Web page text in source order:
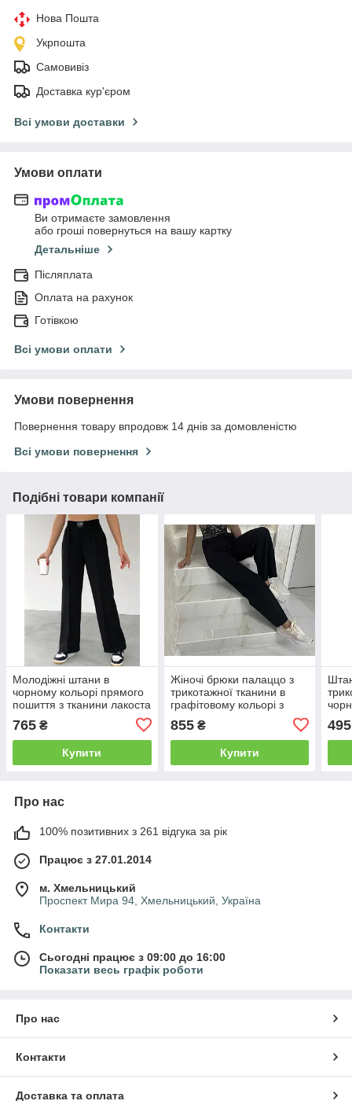
Нова Пошта
Укрпошта
Самовивіз
Доставка кур'єром
Всі умови доставки
Умови оплати
Ви отримаєте замовлення
або гроші повернуться на вашу картку
Детальніше
Післяплата
Оплата на рахунок
Готівкою
Всі умови оплати
Умови повернення
Повернення товару впродовж 14 днів за домовленістю
Всі умови повернення
Подібні товари компанії
Молодіжні штани в
чорному кольорі прямого
пошиття з тканини лакоста
765 ₴
Купити
Жіночі брюки палаццо з
трикотажної тканини в
графітовому кольорі з
широким поясом розміри
від 46 до 54
855₴
Купити
495
Про нас
100% позитивних з 261 відгука за рік
Працює з 27.01.2014
м. Хмельницький
Проспект Мира 94, Хмельницький, Україна
Контакти
Сьогодні працює з 09:00 до 16:00
Показати весь графік роботи
Про нас
Контакти
Доставка та оплата